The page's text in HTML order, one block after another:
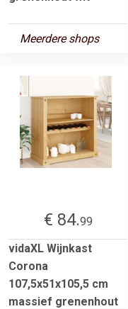
Meerdere shops
€ 84.99
vidaXL Wijnkast
Corona
107,5x51x105,5 cm
massief grenenhout